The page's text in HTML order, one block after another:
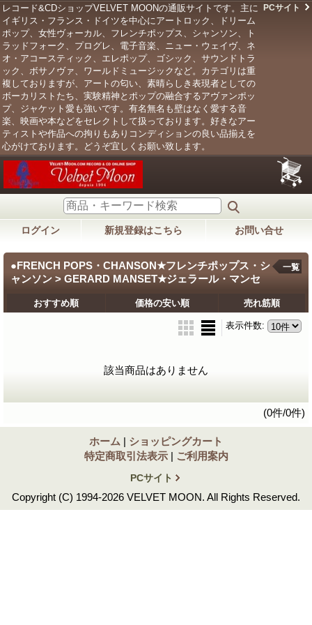
レコード&CDショップVELVET MOONの通販サイトです。主に
イギリス・フランス・ドイツを中心にアートロック、ドリーム
ポップ、女性ヴォーカル、フレンチポップス、シャンソン、ト
ラッドフォーク、プログレ、電子音楽、ニュー・ウェイヴ、ネ
オ・アコースティック、エレポップ、ゴシック、サウンドトラ
ック、ボサノヴァ、ワールドミュージックなど。カテゴリは重
複しておりますが、アートの匂い、素晴らしき表現者としての
ボーカリストたち、実験精神とポップの融合するアヴァンポッ
プ、ジャケット愛も強いです。有名無名も壁はなく愛する音
楽、映画や本などをセレクトして扱っております。好きなアー
ティストや作品への拘りもありコンディションの良い品揃えを
心がけております。どうぞ宜しくお願い致します。
PCサイト
ログイン 新規登録はこちら お問い合せ
●FRENCH POPS・CHANSON★フレンチポップス・シ
ャンソン > GERARD MANSET★ジェラール・マンセ
一覧
おすすめ順 価格の安い順 売れ筋順
表示件数:
該当商品はありません
(0件/0件)
ホーム | ショッピングカート
特定商取引法表示 | ご利用案内
PCサイト
Copyright (C) 1994-2026 VELVET MOON. All Rights Reserved.